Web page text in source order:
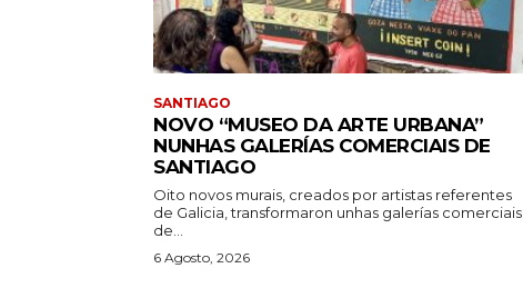
SANTIAGO
NOVO “MUSEO DA ARTE URBANA”
NUNHAS GALERÍAS COMERCIAIS DE
SANTIAGO
Oito novos murais, creados por artistas referentes
de Galicia, transformaron unhas galerías comerciais
de...
6 Agosto, 2026